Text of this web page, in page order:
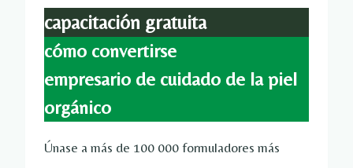
capacitación gratuita
cómo convertirse
empresario de cuidado de la piel
orgánico
Únase a más de 100 000 formuladores más